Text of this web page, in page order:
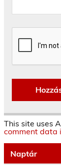
This site uses
comment data
Naptár